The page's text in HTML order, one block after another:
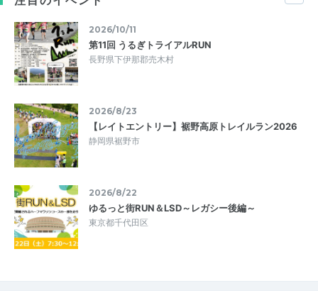
2026/10/11
第11回 うるぎトライアルRUN
長野県下伊那郡売木村
2026/8/23
【レイトエントリー】裾野高原トレイルラン2026
静岡県裾野市
2026/8/22
ゆるっと街RUN＆LSD～レガシー後編～
東京都千代田区